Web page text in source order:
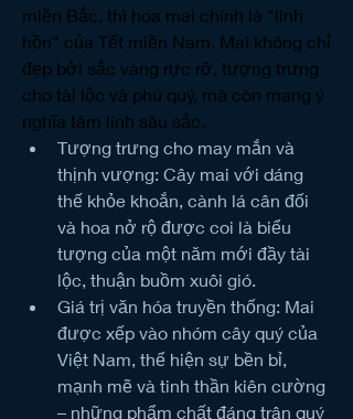
miền Bắc, thì hoa mai chính là "linh
hồn" của Tết miền Nam. Mai không chỉ
đẹp bởi sắc vàng rực rỡ, tượng trưng
cho tài lộc và phú quý, mà còn mang ý
nghĩa tâm linh sâu sắc.
Tượng trưng cho may mắn và
thịnh vượng: Cây mai với dáng
thế khỏe khoắn, cành lá cân đối
và hoa nở rộ được coi là biểu
tượng của một năm mới đầy tài
lộc, thuận buồm xuôi gió.
Giá trị văn hóa truyền thống: Mai
được xếp vào nhóm cây quý của
Việt Nam, thể hiện sự bền bỉ,
mạnh mẽ và tinh thần kiên cường
– những phẩm chất đáng trân quý